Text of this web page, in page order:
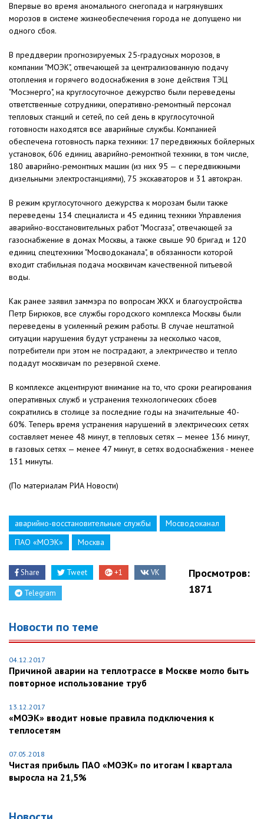
Впервые во время аномального снегопада и нагрянувших
морозов в системе жизнеобеспечения города не допущено ни
одного сбоя.
В преддверии прогнозируемых 25-градусных морозов, в
компании "МОЭК", отвечающей за централизованную подачу
отопления и горячего водоснабжения в зоне действия ТЭЦ
"Мосэнерго", на круглосуточное дежурство были переведены
ответственные сотрудники, оперативно-ремонтный персонал
тепловых станций и сетей, по сей день в круглосуточной
готовности находятся все аварийные службы. Компанией
обеспечена готовность парка техники: 17 передвижных бойлерных
установок, 606 единиц аварийно-ремонтной техники, в том числе,
180 аварийно-ремонтных машин (из них 95 — с передвижными
дизельными электростанциями), 75 экскаваторов и 31 автокран.
В режим круглосуточного дежурства к морозам были также
переведены 134 специалиста и 45 единиц техники Управления
аварийно-восстановительных работ "Мосгаза", отвечающей за
газоснабжение в домах Москвы, а также свыше 90 бригад и 120
единиц спецтехники "Мосводоканала", в обязанности которой
входит стабильная подача москвичам качественной питьевой
воды.
Как ранее заявил заммэра по вопросам ЖКХ и благоустройства
Петр Бирюков, все службы городского комплекса Москвы были
переведены в усиленный режим работы. В случае нештатной
ситуации нарушения будут устранены за несколько часов,
потребители при этом не пострадают, а электричество и тепло
подадут москвичам по резервной схеме.
В комплексе акцентируют внимание на то, что сроки реагирования
оперативных служб и устранения технологических сбоев
сократились в столице за последние годы на значительные 40-
60%. Теперь время устранения нарушений в электрических сетях
составляет менее 48 минут, в тепловых сетях — менее 136 минут,
в газовых сетях — менее 47 минут, в сетях водоснабжения - менее
131 минуты.
(По материалам РИА Новости)
аварийно-восстановительные службы
Мосводоканал
ПАО «МОЭК»
Москва
Share Tweet +1 VK
Telegram
Просмотров:
1871
Новости по теме
04.12.2017
Причиной аварии на теплотрассе в Москве могло быть
повторное использование труб
13.12.2017
«МОЭК» вводит новые правила подключения к
теплосетям
07.05.2018
Чистая прибыль ПАО «МОЭК» по итогам I квартала
выросла на 21,5%